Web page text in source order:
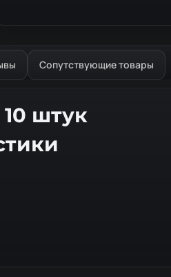
Сопутствующие товары
штук